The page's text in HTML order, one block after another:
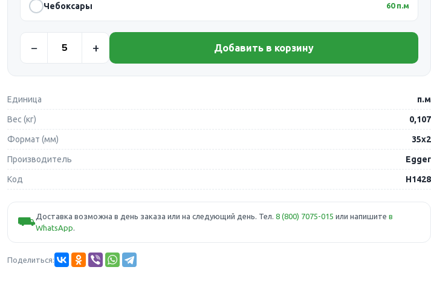
Чебоксары 60 п.м
Добавить в корзину
Единица п.м
Вес (кг) 0,107
Формат (мм) 35х2
Производитель Egger
Код Н1428
⛟Доставка возможна в день заказа или на следующий день. Тел.8 (800) 7075-015 или напишитев
WhatsApp
Поделиться: